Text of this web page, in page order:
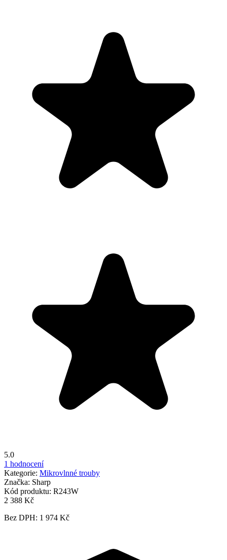
5.0
1 hodnocení
Kategorie: Mikrovlnné trouby
Značka: Sharp
Kód produktu: R243W
2 388 Kč
Bez DPH: 1 974 Kč